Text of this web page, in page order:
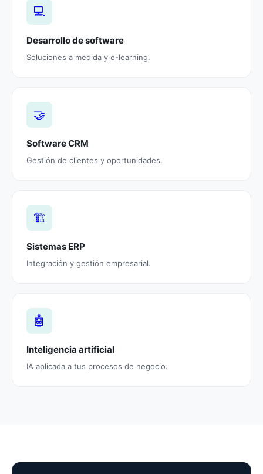
💻
Desarrollo de software
Soluciones a medida y e-learning.
🤝
Software CRM
Gestión de clientes y oportunidades.
🏗️
Sistemas ERP
Integración y gestión empresarial.
🤖
Inteligencia artificial
IA aplicada a tus procesos de negocio.